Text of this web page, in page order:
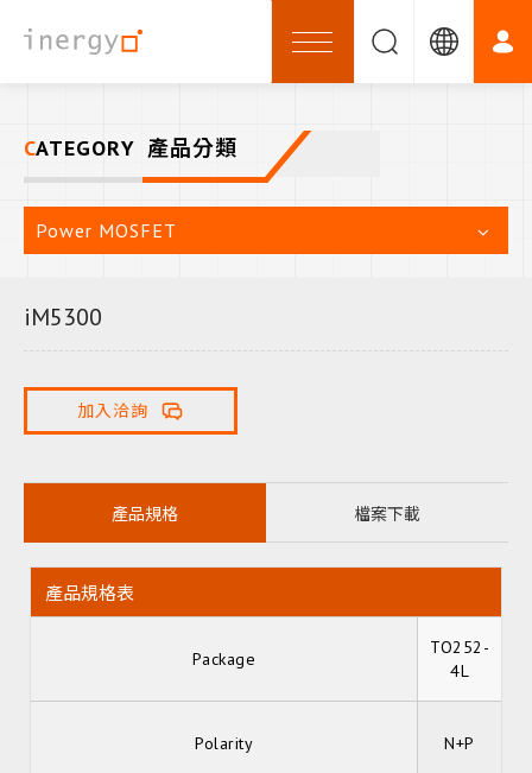
CATEGORY 產品分類
Power MOSFET
iM5300
加入洽詢
產品規格 檔案下載
產品規格表
Package
TO252-
4L
Polarity N+P